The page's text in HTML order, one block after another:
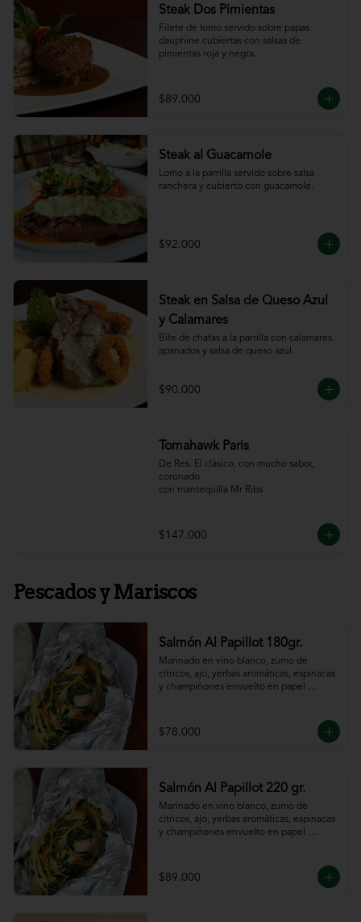
Steak Dos Pimientas
Filete de lomo servido sobre papas
dauphine cubiertas con salsas de
pimientas roja y negra.
$89.000
Steak al Guacamole
Lomo a la parrilla servido sobre salsa
ranchera y cubierto con guacamole.
$92.000
Steak en Salsa de Queso Azul
y Calamares
Bife de chatas a la parrilla con calamares
apanados y salsa de queso azul.
$90.000
Tomahawk Paris
De Res. El clásico, con mucho sabor,
coronado
con mantequilla Mr Ribs
$147.000
Pescados y Mariscos
Salmón Al Papillot 180gr.
Marinado en vino blanco, zumo de
cítricos, ajo, yerbas aromáticas, espinacas
y champiñones envuelto en papel
$78.000
Salmón Al Papillot 220 gr.
Marinado en vino blanco, zumo de
cítricos, ajo, yerbas aromáticas, espinacas
y champiñones envuelto en papel
$89.000